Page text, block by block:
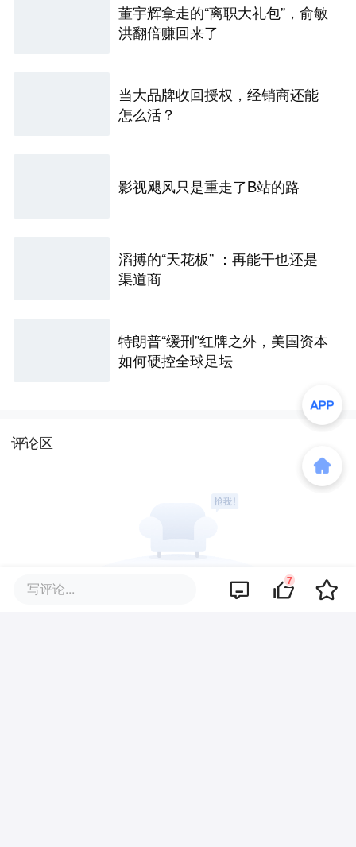
董宇辉拿走的“离职大礼包”，俞敏
洪翻倍赚回来了
当大品牌收回授权，经销商还能
怎么活？
影视飓风只是重走了B站的路
滔搏的“天花板” ：再能干也还是
渠道商
特朗普“缓刑”红牌之外，美国资本
如何硬控全球足坛
评论区
写评论... 7